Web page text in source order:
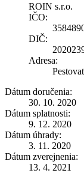
ROIN s.r.o.
IČO:
DIČ:
Adresa:
Dátum doručenia:
30. 10. 2020
Dátum splatnosti:
9. 12. 2020
Dátum úhrady:
3. 11. 2020
Dátum zverejnenia:
13. 4. 2021